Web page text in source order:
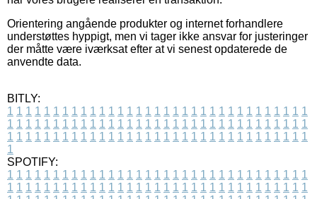
Orientering angående produkter og internet forhandlere
understøttes hyppigt, men vi tager ikke ansvar for justeringer
der måtte være iværksat efter at vi senest opdaterede de
anvendte data.
BITLY:
1 1 1 1 1 1 1 1 1 1 1 1 1 1 1 1 1 1 1 1 1 1 1 1 1 1 1 1 1 1 1 1 1
1 1 1 1 1 1 1 1 1 1 1 1 1 1 1 1 1 1 1 1 1 1 1 1 1 1 1 1 1 1 1 1 1
1 1 1 1 1 1 1 1 1 1 1 1 1 1 1 1 1 1 1 1 1 1 1 1 1 1 1 1 1 1 1 1 1
1
SPOTIFY:
1 1 1 1 1 1 1 1 1 1 1 1 1 1 1 1 1 1 1 1 1 1 1 1 1 1 1 1 1 1 1 1 1
1 1 1 1 1 1 1 1 1 1 1 1 1 1 1 1 1 1 1 1 1 1 1 1 1 1 1 1 1 1 1 1 1